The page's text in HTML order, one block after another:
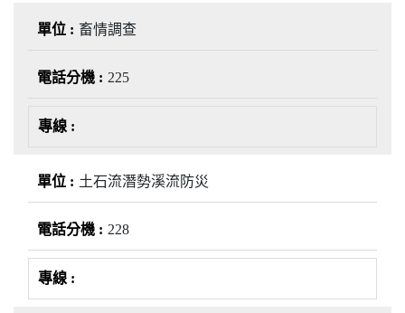
畜情調查
225
土石流潛勢溪流防災
228